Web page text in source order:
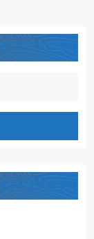
?
?